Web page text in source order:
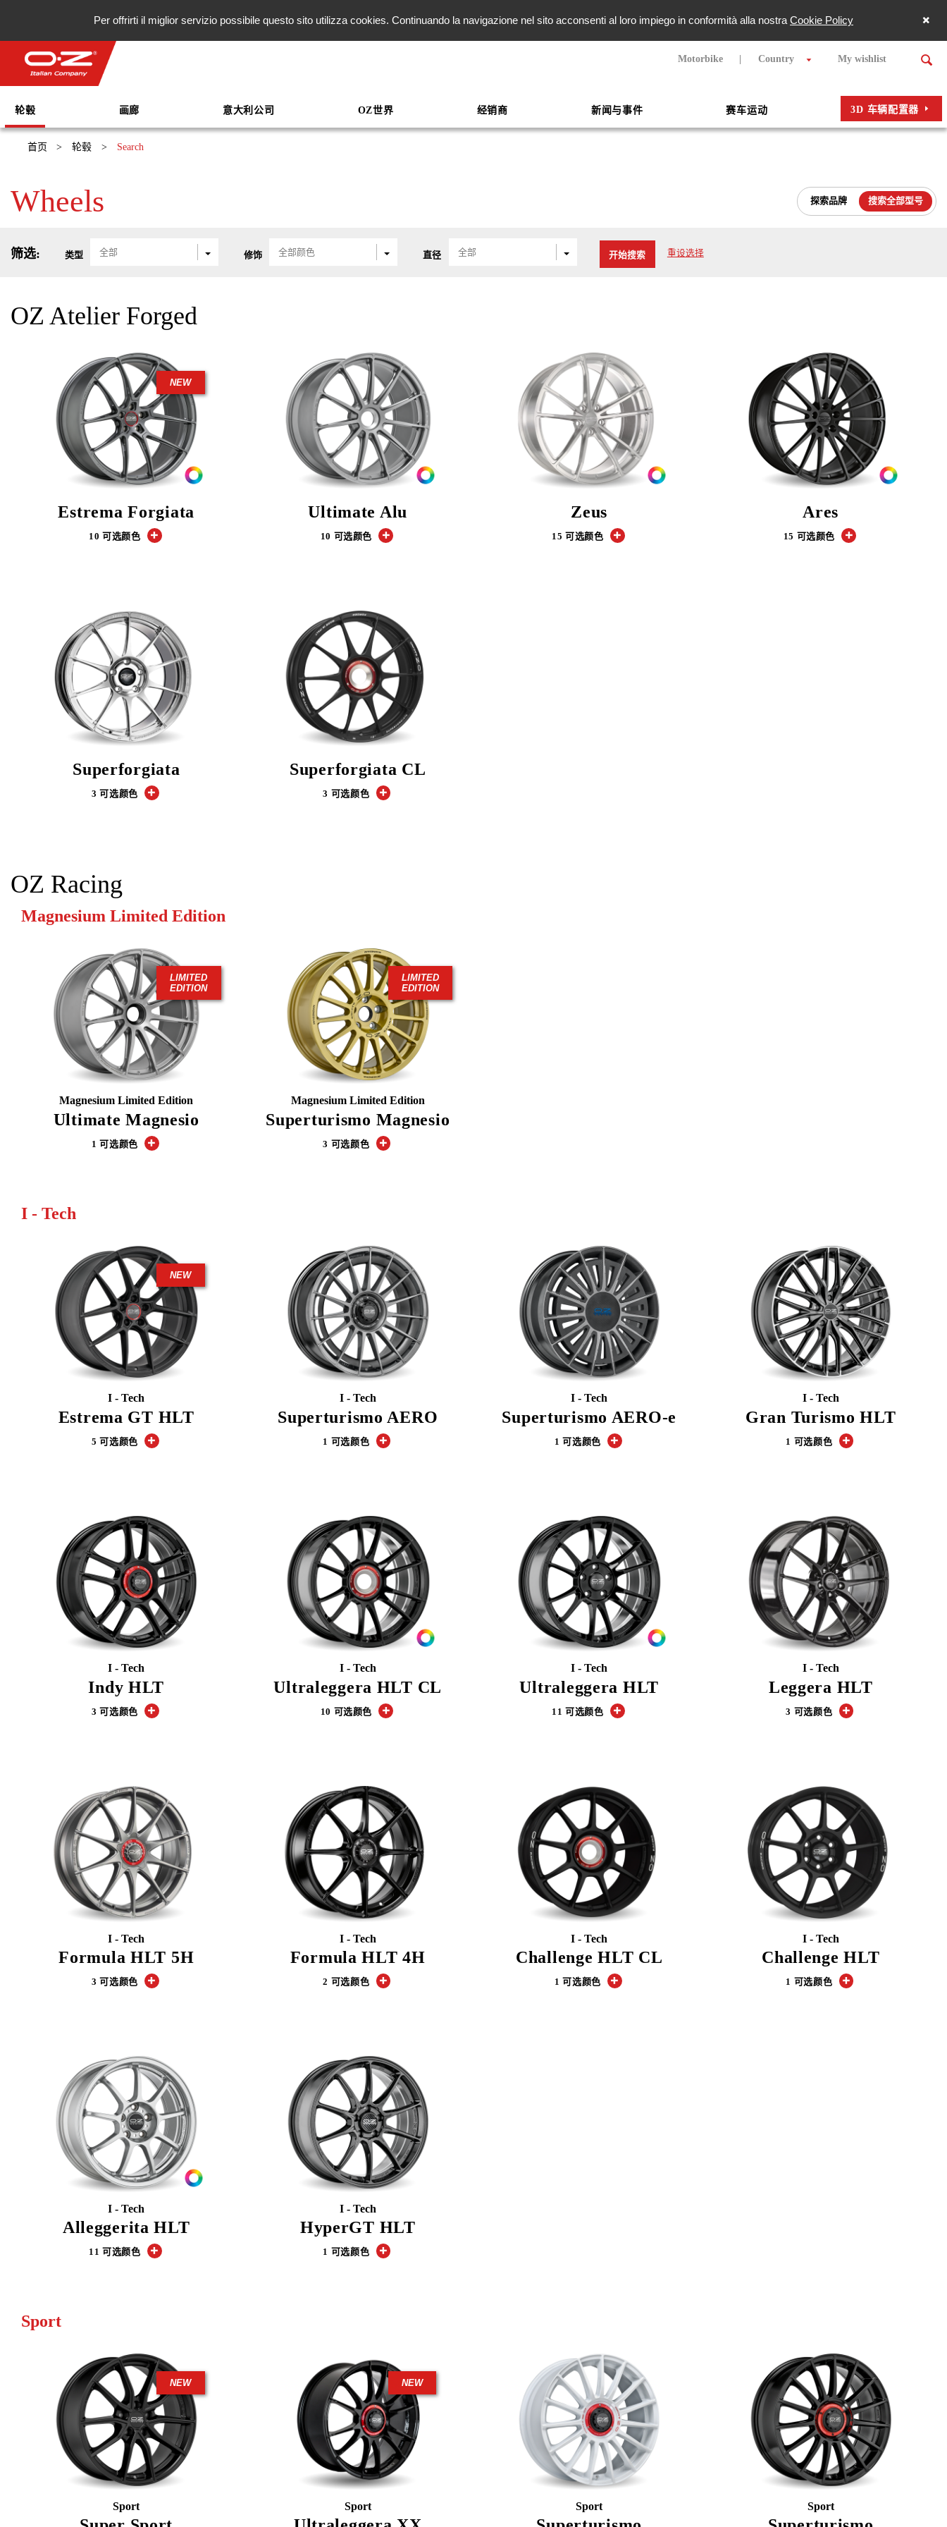
Per offrirti il miglior servizio possibile questo sito utilizza cookies. Continuando la navigazione nel sito acconsenti al loro impiego in conformità alla nostra Cookie Policy
Motorbike Country My wishlist
轮毂 画廊 意大利公司 OZ世界 经销商 新闻与事件 赛车运动 3D 车辆配置器
首页 > 轮毂 > Search
Wheels 探索品牌 搜索全部型号
筛选: 类型 全部 修饰 全部颜色 直径 全部 开始搜索 重设选择
OZ Atelier Forged
NEW
Estrema Forgiata
10 可选颜色
Ultimate Alu
10 可选颜色
Zeus
15 可选颜色
Ares
15 可选颜色
Superforgiata
3 可选颜色
Superforgiata CL
3 可选颜色
OZ Racing
Magnesium Limited Edition
LIMITED
EDITION
Magnesium Limited Edition
Ultimate Magnesio
1 可选颜色
LIMITED
EDITION
Magnesium Limited Edition
Superturismo Magnesio
3 可选颜色
I - Tech
NEW
I - Tech
Estrema GT HLT
5 可选颜色
I - Tech
Superturismo AERO
1 可选颜色
I - Tech
Superturismo AERO-e
1 可选颜色
I - Tech
Gran Turismo HLT
1 可选颜色
I - Tech
Indy HLT
3 可选颜色
I - Tech
Ultraleggera HLT CL
10 可选颜色
I - Tech
Ultraleggera HLT
11 可选颜色
I - Tech
Leggera HLT
3 可选颜色
I - Tech
Formula HLT 5H
3 可选颜色
I - Tech
Formula HLT 4H
2 可选颜色
I - Tech
Challenge HLT CL
1 可选颜色
I - Tech
Challenge HLT
1 可选颜色
I - Tech
Alleggerita HLT
11 可选颜色
I - Tech
HyperGT HLT
1 可选颜色
Sport
NEW
Sport
NEW
Sport Sport Sport